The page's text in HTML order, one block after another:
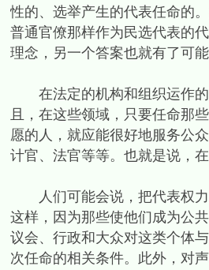
性的、选举产生的代表任命的
普通官僚那样作为民选代表的
理念，另一个答案也就有了可
在法定的机构和组织运作的
且，在这些领域，只要任命那
愿的人，就应能很好地服务公
计官、法官等等。也就是说，
人们可能会说，把代表权力
这样，因为那些使他们成为公
议会、行政和大众对这类个体
次任命的相关条件。此外，对